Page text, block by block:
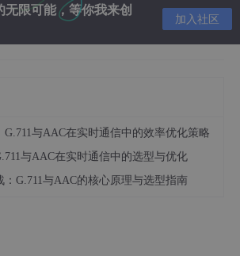
无限可能，等你我来创
加入社区
与AAC在实时通信中的效率优化策略
与AAC在实时通信中的选型与优化
G.711与AAC的核心原理与选型指南